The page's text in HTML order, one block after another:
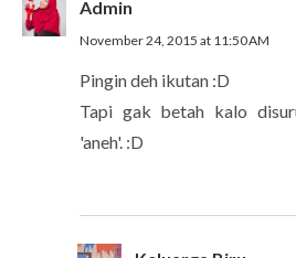
Admin
November 24, 2015 at 11:50 AM
Pingin deh ikutan :D
Tapi gak betah kalo
'aneh'. :D